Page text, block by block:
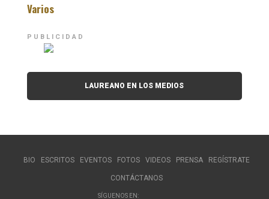
Varios
PUBLICIDAD
LAUREANO EN LOS MEDIOS
BIO ESCRITOS EVENTOS FOTOS VIDEOS PRENSA REGÍSTRATE
CONTÁCTANOS
SÍGUENOS EN: